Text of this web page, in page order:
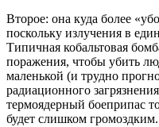
Второе: она куда более
поскольку излучения в
Типичная кобальтовая
поражения, чтобы убить
маленькой (и трудно
радиационного
термоядерный боеприпас
будет слишком громоздким.